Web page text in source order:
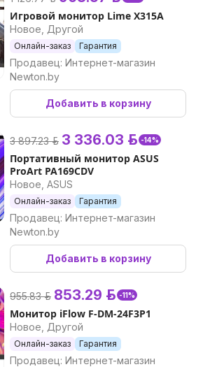
Игровой монитор Lime X315A
Новое, Другой
Онлайн-заказ Гарантия
Продавец: Интернет-магазин
Newton.by
Добавить в корзину
3 897.23 р. 3 336.03 р. -14%
Портативный монитор ASUS
ProArt PA169CDV
Новое, ASUS
Онлайн-заказ Гарантия
Продавец: Интернет-магазин
Newton.by
Добавить в корзину
955.83 р. 853.29 р. -11%
Монитор iFlow F-DM-24F3P1
Новое, Другой
Онлайн-заказ Гарантия
Продавец: Интернет-магазин